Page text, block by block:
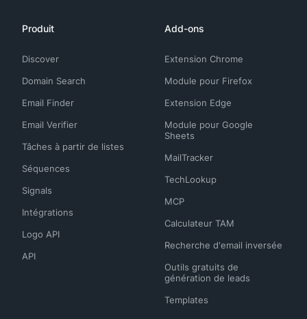
Produit
Discover
Domain Search
Email Finder
Email Verifier
Tâches à partir de listes
Séquences
Signals
Intégrations
Logo API
API
Add-ons
Extension Chrome
Module pour Firefox
Extension Edge
Module pour Google
Sheets
MailTracker
TechLookup
MCP
Calculateur TAM
Recherche d'email inversée
Outils gratuits de
génération de leads
Templates